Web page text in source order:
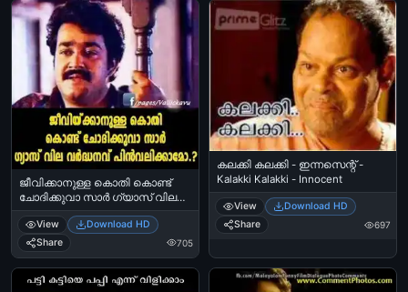
ജീവിക്കാനുള്ള കൊതി കൊണ്ട്
ചോദിക്കുവാ സാര്‍ ഗ്യാസ് വില
വര്‍ധനവ്‌ പിന്‍വലിക്കാമോ -
മോഹന്‍ലാല്‍ - ചിത്രം -
Jeevikkanulla Kothi Kond
Chodhikkuvaa Sir, Gas vila
vardhanavu pinvalikkaamo -
Mohanlal in Chithram
View
Download HD
Share
705
കലക്കി കലക്കി - ഇന്നസെന്റ് -
Kalakki Kalakki - Innocent
View
Download HD
Share
697